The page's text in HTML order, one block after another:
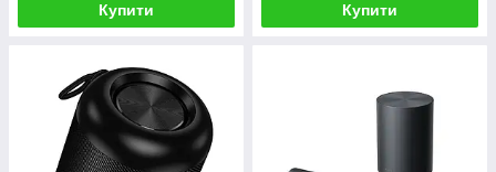
Купити Купити